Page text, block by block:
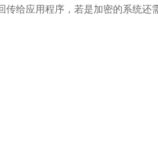
给应用程序，若是加密的系统还